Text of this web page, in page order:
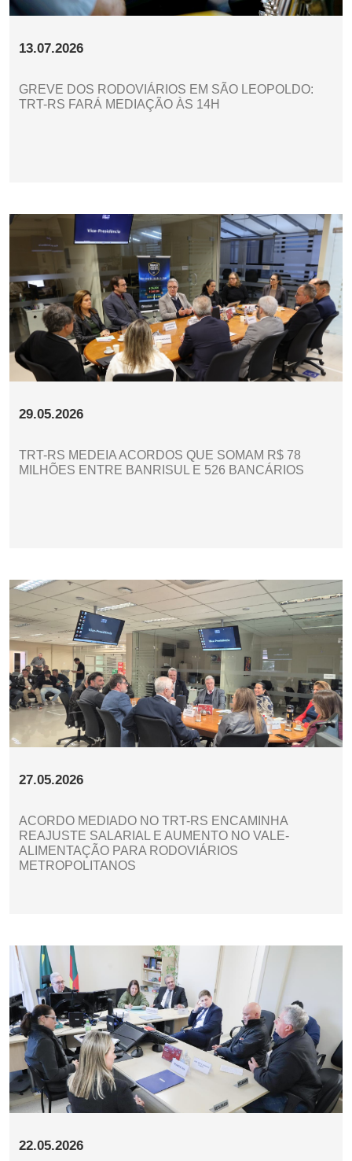
13.07.2026
GREVE DOS RODOVIÁRIOS EM SÃO LEOPOLDO:
TRT-RS FARÁ MEDIAÇÃO ÀS 14H
29.05.2026
TRT-RS MEDEIA ACORDOS QUE SOMAM R$ 78
MILHÕES ENTRE BANRISUL E 526 BANCÁRIOS
27.05.2026
ACORDO MEDIADO NO TRT-RS ENCAMINHA
REAJUSTE SALARIAL E AUMENTO NO VALE-
ALIMENTAÇÃO PARA RODOVIÁRIOS
METROPOLITANOS
22.05.2026